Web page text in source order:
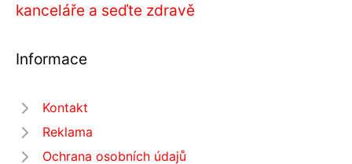
kanceláře a seďte zdravě
Informace
Kontakt
Reklama
Ochrana osobních údajů